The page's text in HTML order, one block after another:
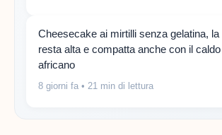
Cheesecake ai mirtilli senza gelatina,
resta alta e compatta anche con il caldo
africano
8 giorni fa • 21 min di lettura